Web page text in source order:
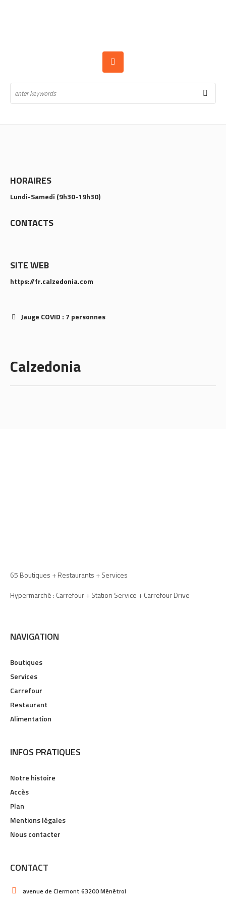
HORAIRES
Lundi-Samedi (9h30-19h30)
CONTACTS
SITE WEB
https://fr.calzedonia.com
Jauge COVID : 7 personnes
Calzedonia
65 Boutiques + Restaurants + Services
Hypermarché : Carrefour + Station Service + Carrefour Drive
NAVIGATION
Boutiques
Services
Carrefour
Restaurant
Alimentation
INFOS PRATIQUES
Notre histoire
Accès
Plan
Mentions légales
Nous contacter
CONTACT
avenue de Clermont 63200 Ménétrol